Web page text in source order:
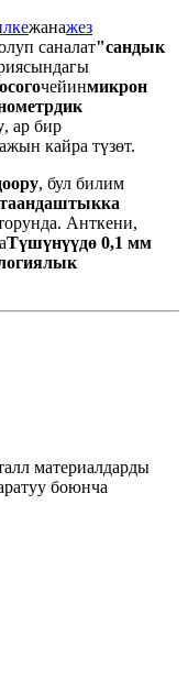
жанажез
саналат"сандык
чейинмикрон
, ар бир
кайра түзөт.
, бул билим
Анткени,
Түшүнүүдө 0,1 мм
материалдарды
боюнча